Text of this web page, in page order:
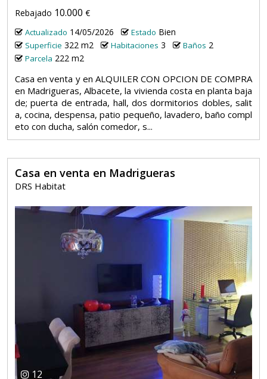
Rebajado 10.000 €
Actualizado 14/05/2026 Estado Bien
Superficie 322 m2 Habitaciones 3 Baños 2
Parcela 222 m2
Casa en venta y en ALQUILER CON OPCION DE COMPRA
en Madrigueras, Albacete, la vivienda costa en planta baja
de; puerta de entrada, hall, dos dormitorios dobles, salit
a, cocina, despensa, patio pequeño, lavadero, baño compl
eto con ducha, salón comedor, s...
Casa en venta en Madrigueras
DRS Habitat
12